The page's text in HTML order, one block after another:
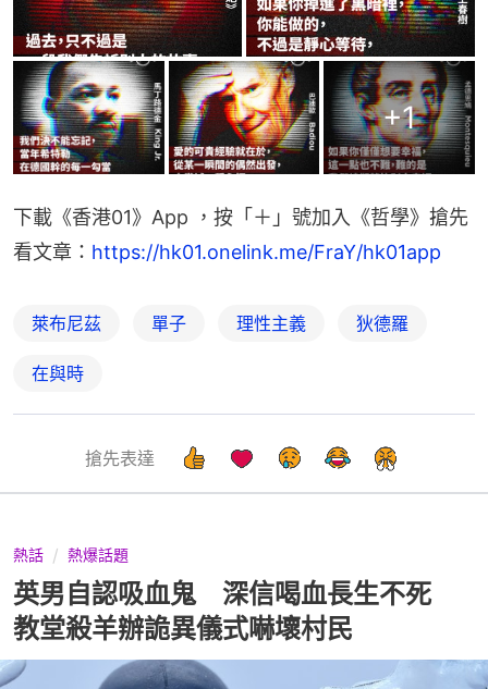
+1
下載《香港01》App ，按「＋」號加入《哲學》搶先
看文章： https://hk01.onelink.me/FraY/hk01app
萊布尼茲 單子 理性主義 狄德羅
在與時
搶先表達
熱話 熱爆話題
英男自認吸血鬼 深信喝血長生不死
教堂殺羊辦詭異儀式嚇壞村民